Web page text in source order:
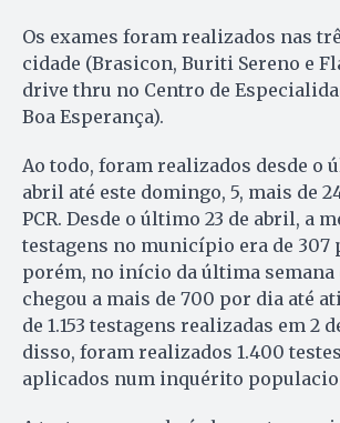
Os exames foram realizados nas
cidade (Brasicon, Buriti Sereno e
drive thru no Centro de
Boa Esperança).
Ao todo, foram realizados desde o
abril até este domingo, 5, mais de
PCR. Desde o último 23 de abril, a
testagens no município era de 307
porém, no início da última semana
chegou a mais de 700 por dia até
de 1.153 testagens realizadas em 2
disso, foram realizados 1.400
aplicados num inquérito